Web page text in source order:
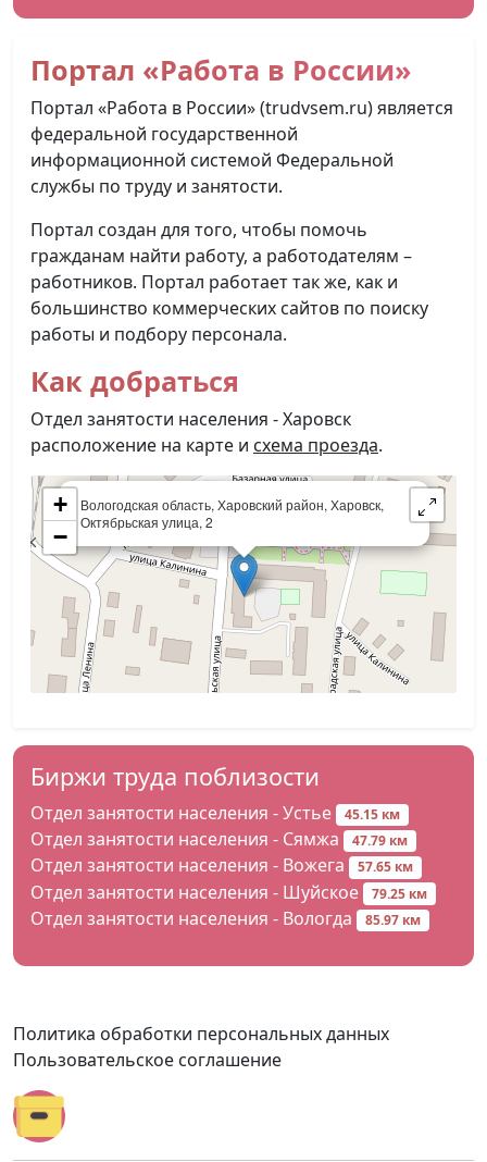
Портал «Работа в России»
Портал «Работа в России» (trudvsem.ru) является
федеральной государственной
информационной системой Федеральной
службы по труду и занятости.
Портал создан для того, чтобы помочь
гражданам найти работу, а работодателям –
работников. Портал работает так же, как и
большинство коммерческих сайтов по поиску
работы и подбору персонала.
Как добраться
Отдел занятости населения - Харовск
расположение на карте и схема проезда.
Вологодская область, Харовский район, Харовск,
Октябрьская улица, 2
×
+
−
Биржи труда поблизости
Отдел занятости населения - Устье 45.15 км
Отдел занятости населения - Сямжа 47.79 км
Отдел занятости населения - Вожега 57.65 км
Отдел занятости населения - Шуйское 79.25 км
Отдел занятости населения - Вологда 85.97 км
Политика обработки персональных данных
Пользовательское соглашение